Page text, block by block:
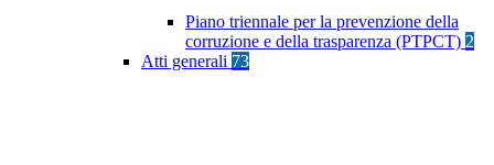
Piano triennale per la prevenzione della
corruzione e della trasparenza (PTPCT) 2
Atti generali 73